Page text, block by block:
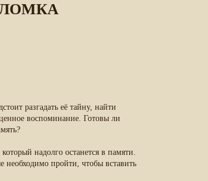
разгадать её тайну, найти
воспоминание. Готовы ли
надолго останется в памяти.
необходимо пройти, чтобы вставить